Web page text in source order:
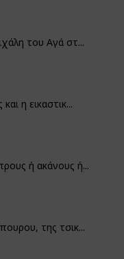
του Αγά στ...
η εικαστικ...
ή ακάνους ή...
της τσικ...